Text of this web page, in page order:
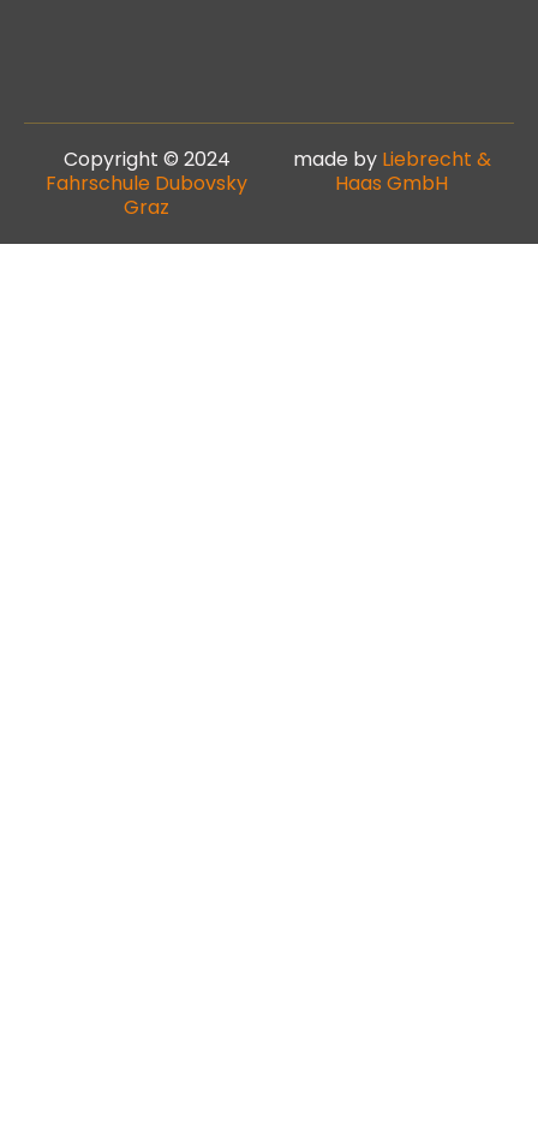
Copyright © 2024
Fahrschule Dubovsky
Graz
made by Liebrecht &
Haas GmbH